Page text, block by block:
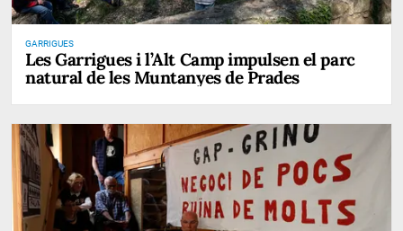
GARRIGUES
Les Garrigues i l’Alt Camp impulsen el parc
natural de les Muntanyes de Prades